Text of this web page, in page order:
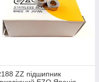
ZZ підшипник